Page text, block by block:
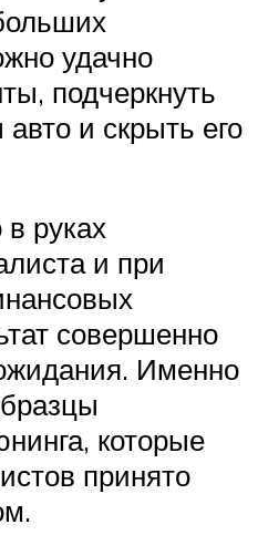
удачно
подчеркнуть
и скрыть его
руках
и при
совершенно
Именно
которые
принято